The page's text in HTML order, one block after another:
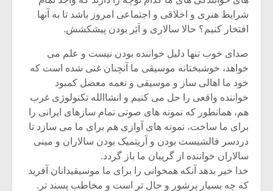
شرایط هنری و اخلاقی و اجتماعی امروز باشد تا به آنها
افتخار کنیم؟ حالا سالاری و اَبَر بودن پیشکشش.
صدای خوب تنها دلیل خواننده بودن نیست و علم می
خواهد، خوشبختانه موسیقی ما آنچنان غنی شده است که
خود ما اهالی ساز و موسیقی و نغمه معضل کمبود
خواننده واقعی را حل می کنیم و انشاالله تکنولوژی غرب
هم، همانطور که نمونه های صوتی تمام سازهای ایرانی را
برای ما ساخت، نمونه های آوازی هم برای ما می سازد تا
دردسر فالشیست بودن و آریتمیک بودن سالاران و مینی
سالاران خواننده از گریبان ما باز گردد.
خدا خیر بدهد آنکه همخوانی را برای ما موسیقیدانان آفرید
که چه بسیار پرشور و حال تر است و مخاطب پسند تر.